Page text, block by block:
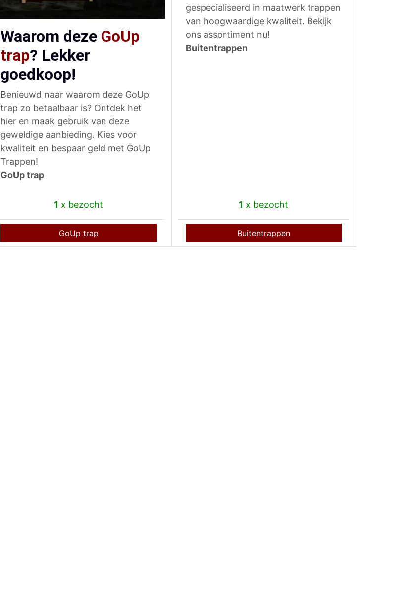
Waarom deze GoUp
trap? Lekker
goedkoop!
Benieuwd naar waarom deze GoUp
trap zo betaalbaar is? Ontdek het
hier en maak gebruik van deze
geweldige aanbieding. Kies voor
kwaliteit en bespaar geld met GoUp
Trappen!
GoUp trap
1 x bezocht
GoUp trap
gespecialiseerd in maatwerk trappen
van hoogwaardige kwaliteit. Bekijk
ons assortiment nu!
Buitentrappen
1 x bezocht
Buitentrappen